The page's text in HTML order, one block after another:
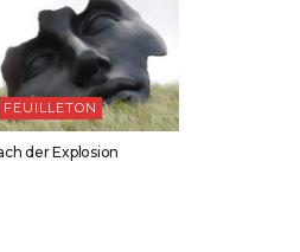
FEUILLETON
der Explosion